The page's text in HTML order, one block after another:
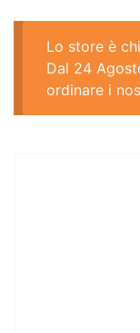
Lo store è
Dal 24
ordinare i